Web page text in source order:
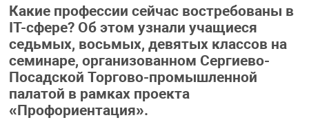
Какие профессии сейчас востребованы в
IT-сфере? Об этом узнали учащиеся
седьмых, восьмых, девятых классов на
семинаре, организованном Сергиево-
Посадской Торгово-промышленной
палатой в рамках проекта
«Профориентация».